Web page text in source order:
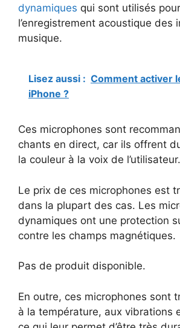
dynamiques qui sont utilisés pour
l’enregistrement acoustique des
musique.
Lisez aussi : Comment activer
iPhone ?
Ces microphones sont
chants en direct, car ils offrent
la couleur à la voix de l’utilisateur.
Le prix de ces microphones est
dans la plupart des cas. Les
dynamiques ont une protection
contre les champs magnétiques.
Pas de produit disponible.
En outre, ces microphones sont
à la température, aux vibrations